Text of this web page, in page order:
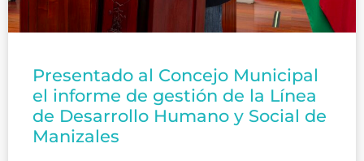
Presentado al Concejo Municipal
el informe de gestión de la Línea
de Desarrollo Humano y Social de
Manizales